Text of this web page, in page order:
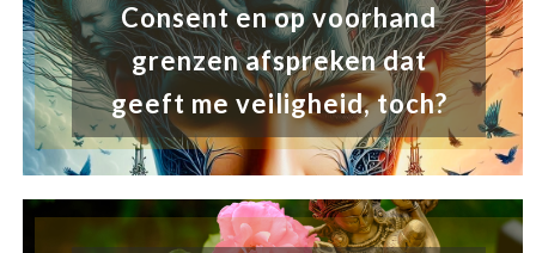
Consent en op voorhand
grenzen afspreken dat
geeft me veiligheid, toch?